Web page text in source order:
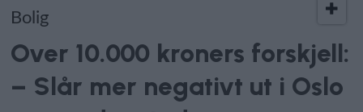
Bolig
Over 10.000 kroners forskjell:
– Slår mer negativt ut i Oslo